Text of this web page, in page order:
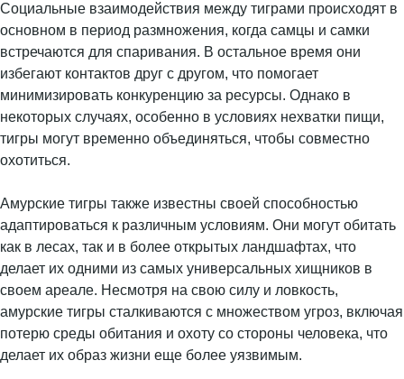
Социальные взаимодействия между тиграми происходят в
основном в период размножения, когда самцы и самки
встречаются для спаривания. В остальное время они
избегают контактов друг с другом, что помогает
минимизировать конкуренцию за ресурсы. Однако в
некоторых случаях, особенно в условиях нехватки пищи,
тигры могут временно объединяться, чтобы совместно
охотиться.
Амурские тигры также известны своей способностью
адаптироваться к различным условиям. Они могут обитать
как в лесах, так и в более открытых ландшафтах, что
делает их одними из самых универсальных хищников в
своем ареале. Несмотря на свою силу и ловкость,
амурские тигры сталкиваются с множеством угроз, включая
потерю среды обитания и охоту со стороны человека, что
делает их образ жизни еще более уязвимым.